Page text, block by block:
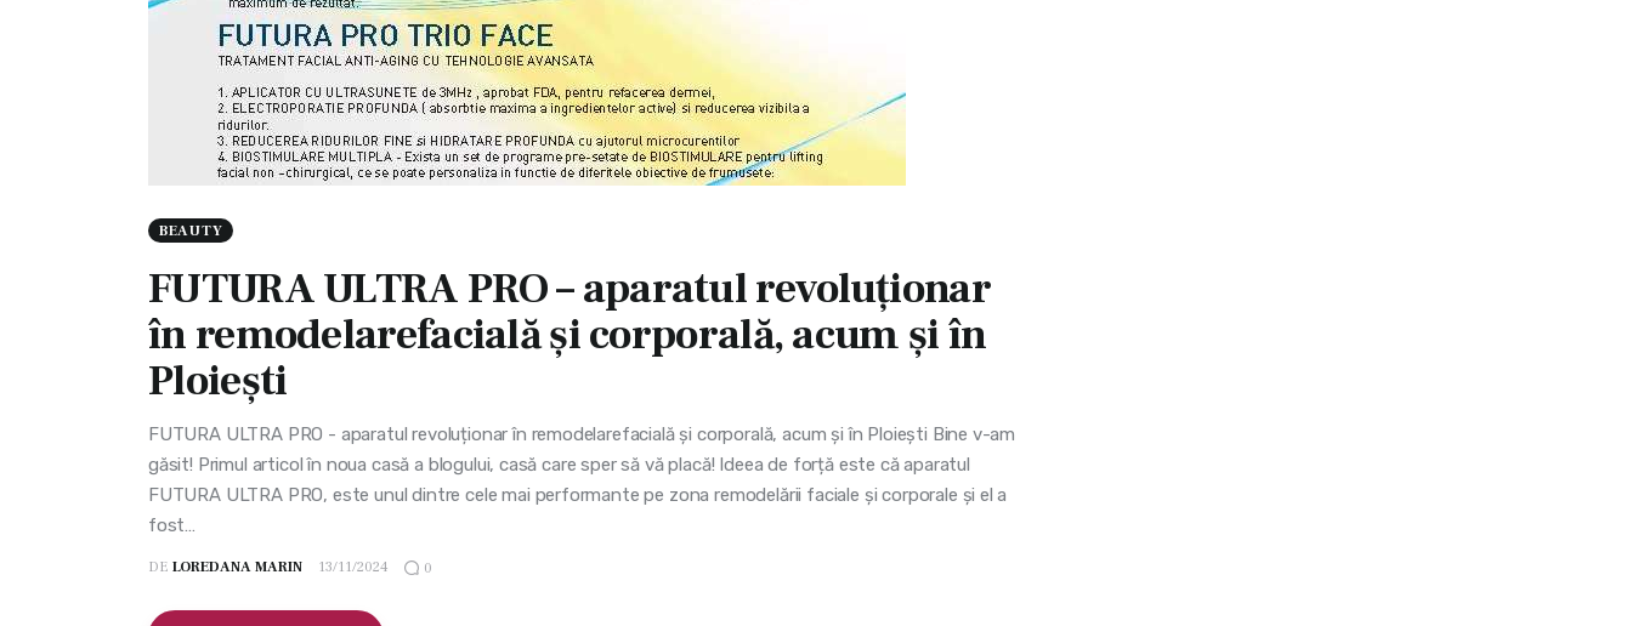
BEAUTY
FUTURA ULTRA PRO – aparatul revoluționar
în remodelarefacială și corporală, acum și în
Ploiești
FUTURA ULTRA PRO - aparatul revoluționar în remodelarefacială și corporală, acum și în Ploiești Bine v-am
găsit! Primul articol în noua casă a blogului, casă care sper să vă placă! Ideea de forță este că aparatul
FUTURA ULTRA PRO, este unul dintre cele mai performante pe zona remodelării faciale și corporale și el a
fost…
DE LOREDANA MARIN 13/11/2024 0